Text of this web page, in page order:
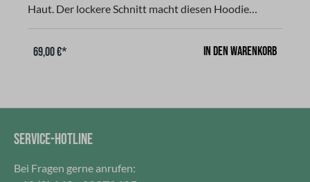
Haut. Der lockere Schnitt macht diesen Hoodie
zum komfortablen Begleiter in der Freizeit. Eine
Qualität. Gerader Schnitt, langarmig, mit Kapuze und
und Schriftzug "Enjoy the Freedom!"Unisex,
Wäschetrockner trocknen!
69,00 €* In den Warenkorb
SERVICE-HOTLINE
Bei Fragen gerne anrufen: